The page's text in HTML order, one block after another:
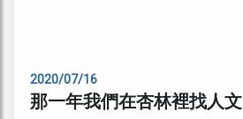
2020/07/16
那一年我們在杏林裡找人文